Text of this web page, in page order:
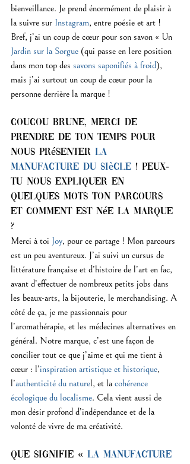
bienveillance. Je prend énormément de plaisir à
la suivre sur Instagram, entre poésie et art !
Bref, j’ai un coup de cœur pour son savon « Un
Jardin sur la Sorgue (qui passe en 1ere position
dans mon top des savons saponifiés à froid),
mais j’ai surtout un coup de cœur pour la
personne derrière la marque !
Coucou Brune, merci de
prendre de ton temps pour
nous présenter La
Manufacture du Siècle ! Peux-
tu nous expliquer en
quelques mots ton parcours
et comment est née la marque
?
Merci à toi Joy, pour ce partage ! Mon parcours
est un peu aventureux. J’ai suivi un cursus de
littérature française et d’histoire de l’art en fac,
avant d’effectuer de nombreux petits jobs dans
les beaux-arts, la bijouterie, le merchandising. A
côté de ça, je me passionnais pour
l’aromathérapie, et les médecines alternatives en
général. Notre marque, c’est une façon de
concilier tout ce que j’aime et qui me tient à
cœur : l’inspiration artistique et historique,
l’authenticité du naturel, et la cohérence
écologique du localisme. Cela vient aussi de
mon désir profond d’indépendance et de la
volonté de vivre de ma créativité.
Que signifie « La Manufacture